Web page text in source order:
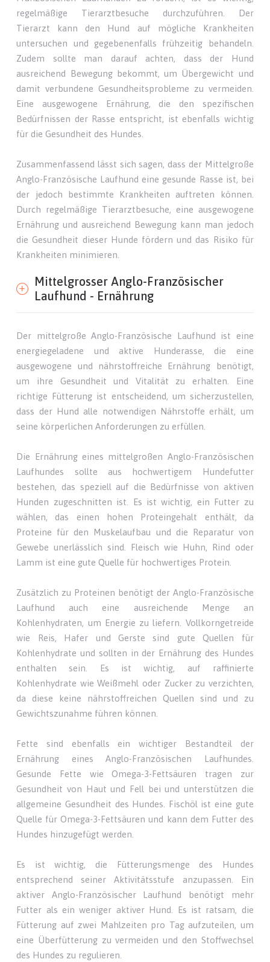
regelmäßige Tierarztbesuche durchzuführen. Der
Tierarzt kann den Hund auf mögliche Krankheiten
untersuchen und gegebenenfalls frühzeitig behandeln.
Zudem sollte man darauf achten, dass der Hund
ausreichend Bewegung bekommt, um Übergewicht und
damit verbundene Gesundheitsprobleme zu vermeiden.
Eine ausgewogene Ernährung, die den spezifischen
Bedürfnissen der Rasse entspricht, ist ebenfalls wichtig
für die Gesundheit des Hundes.
Zusammenfassend lässt sich sagen, dass der Mittelgroße
Anglo-Französische Laufhund eine gesunde Rasse ist, bei
der jedoch bestimmte Krankheiten auftreten können.
Durch regelmäßige Tierarztbesuche, eine ausgewogene
Ernährung und ausreichend Bewegung kann man jedoch
die Gesundheit dieser Hunde fördern und das Risiko für
Krankheiten minimieren.
Mittelgrosser Anglo-Französischer
Laufhund - Ernährung
Der mittelgroße Anglo-Französische Laufhund ist eine
energiegeladene und aktive Hunderasse, die eine
ausgewogene und nährstoffreiche Ernährung benötigt,
um ihre Gesundheit und Vitalität zu erhalten. Eine
richtige Fütterung ist entscheidend, um sicherzustellen,
dass der Hund alle notwendigen Nährstoffe erhält, um
seine körperlichen Anforderungen zu erfüllen.
Die Ernährung eines mittelgroßen Anglo-Französischen
Laufhundes sollte aus hochwertigem Hundefutter
bestehen, das speziell auf die Bedürfnisse von aktiven
Hunden zugeschnitten ist. Es ist wichtig, ein Futter zu
wählen, das einen hohen Proteingehalt enthält, da
Proteine für den Muskelaufbau und die Reparatur von
Gewebe unerlässlich sind. Fleisch wie Huhn, Rind oder
Lamm ist eine gute Quelle für hochwertiges Protein.
Zusätzlich zu Proteinen benötigt der Anglo-Französische
Laufhund auch eine ausreichende Menge an
Kohlenhydraten, um Energie zu liefern. Vollkorngetreide
wie Reis, Hafer und Gerste sind gute Quellen für
Kohlenhydrate und sollten in der Ernährung des Hundes
enthalten sein. Es ist wichtig, auf raffinierte
Kohlenhydrate wie Weißmehl oder Zucker zu verzichten,
da diese keine nährstoffreichen Quellen sind und zu
Gewichtszunahme führen können.
Fette sind ebenfalls ein wichtiger Bestandteil der
Ernährung eines Anglo-Französischen Laufhundes.
Gesunde Fette wie Omega-3-Fettsäuren tragen zur
Gesundheit von Haut und Fell bei und unterstützen die
allgemeine Gesundheit des Hundes. Fischöl ist eine gute
Quelle für Omega-3-Fettsäuren und kann dem Futter des
Hundes hinzugefügt werden.
Es ist wichtig, die Fütterungsmenge des Hundes
entsprechend seiner Aktivitätsstufe anzupassen. Ein
aktiver Anglo-Französischer Laufhund benötigt mehr
Futter als ein weniger aktiver Hund. Es ist ratsam, die
Fütterung auf zwei Mahlzeiten pro Tag aufzuteilen, um
eine Überfütterung zu vermeiden und den Stoffwechsel
des Hundes zu regulieren.